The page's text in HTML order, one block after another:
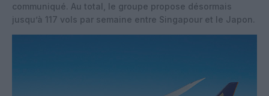
communiqué. Au total, le groupe propose désormais
jusqu’à 117 vols par semaine entre Singapour et le Japon.